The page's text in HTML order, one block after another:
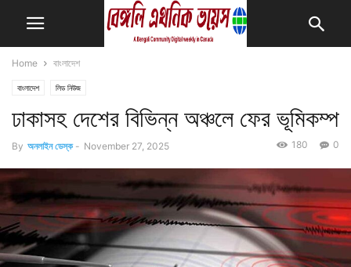
Home বাংলাদেশ
বাংলাদেশ লিড নিউজ
ঢাকাসহ দেশের বিভিন্ন অঞ্চলে ফের ভূমিকম্প
By অনলাইন ডেস্ক - November 27, 2025 0
180